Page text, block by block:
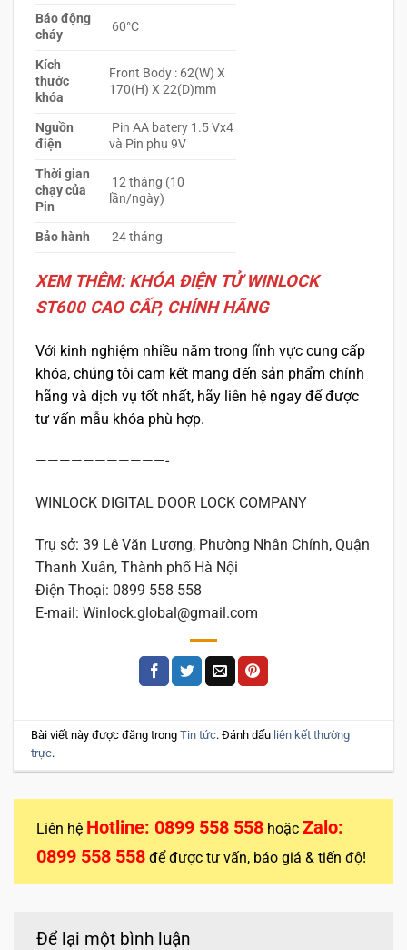
Báo động
cháy
60°C
Kích
thước
khóa
Front Body : 62(W) X
170(H) X 22(D)mm
Nguồn
điện
Pin AA batery 1.5 Vx4
và Pin phụ 9V
Thời gian
chạy của
Pin
12 tháng (10
lần/ngày)
Bảo hành 24 tháng
XEM THÊM: KHÓA ĐIỆN TỬ WINLOCK
ST600 CAO CẤP, CHÍNH HÃNG
Với kinh nghiệm nhiều năm trong lĩnh vực cung cấp
khóa, chúng tôi cam kết mang đến sản phẩm chính
hãng và dịch vụ tốt nhất, hãy liên hệ ngay để được
tư vấn mẫu khóa phù hợp.
———————————-
WINLOCK DIGITAL DOOR LOCK COMPANY
Trụ sở: 39 Lê Văn Lương, Phường Nhân Chính, Quận
Thanh Xuân, Thành phố Hà Nội
Điện Thoại: 0899 558 558
E-mail: Winlock.global@gmail.com
Bài viết này được đăng trongTin tức. Đánh dấu liên kết thường
trực.
Liên hệ Hotline: 0899 558 558 hoặc Zalo:
0899 558 558 để được tư vấn, báo giá & tiến độ!
Để lại một bình luận